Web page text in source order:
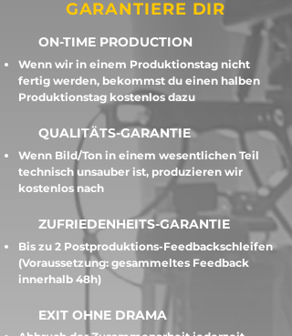
GARANTIERE DIR
ON-TIME PRODUCTION
Wenn wir in einem Produktionstag nicht
fertig werden, bekommst du einen halben
Produktionstag kostenlos dazu
QUALITÄTS-GARANTIE
Wenn Bild/Ton in einem wesentlichen Teil
technisch unsauber ist, produzieren wir
kostenlos nach
ZUFRIEDENHEITS-GARANTIE
Bis zu 2 Postproduktions-Feedbackschleifen
(Voraussetzung: gesammeltes Feedback
innerhalb 48h)
EXIT OHNE DRAMA